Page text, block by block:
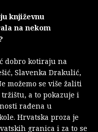
književnu
na nekom
dobro kotiraju na
Slavenka Drakulić,
možemo se više žaliti
a to pokazuje i
rađena u
Hrvatska proza je
granica i za to se